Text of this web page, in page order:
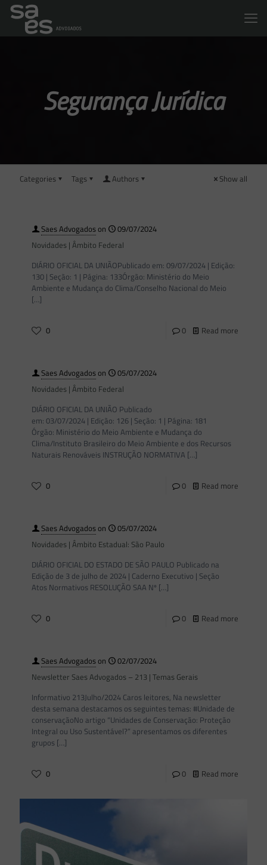
Segurança Jurídica
Categories Tags Authors Show all
Saes Advogadoson
09/07/2024
Novidades | Âmbito Federal
DIÁRIO OFICIAL DA UNIÃOPublicado em: 09/07/2024 | Edição:
130 | Seção: 1 | Página: 133Órgão: Ministério do Meio
Ambiente e Mudança do Clima/Conselho Nacional do Meio
[…]
0 0 Read more
Saes Advogadoson
05/07/2024
Novidades | Âmbito Federal
DIÁRIO OFICIAL DA UNIÃO Publicado
em: 03/07/2024 | Edição: 126 | Seção: 1 | Página: 181
Órgão: Ministério do Meio Ambiente e Mudança do
Clima/Instituto Brasileiro do Meio Ambiente e dos Recursos
Naturais Renováveis INSTRUÇÃO NORMATIVA […]
0 0 Read more
Saes Advogadoson
05/07/2024
Novidades | Âmbito Estadual: São Paulo
DIÁRIO OFICIAL DO ESTADO DE SÃO PAULO Publicado na
Edição de 3 de julho de 2024 | Caderno Executivo | Seção
Atos Normativos RESOLUÇÃO SAA Nº […]
0 0 Read more
Saes Advogadoson
02/07/2024
Newsletter Saes Advogados – 213 | Temas Gerais
Informativo 213Julho/2024 Caros leitores, Na newsletter
desta semana destacamos os seguintes temas: #Unidade de
conservaçãoNo artigo “Unidades de Conservação: Proteção
Integral ou Uso Sustentável?” apresentamos os diferentes
grupos […]
0 0 Read more